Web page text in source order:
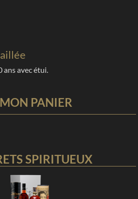
avec étui.
MON PANIER
SPIRITUEUX